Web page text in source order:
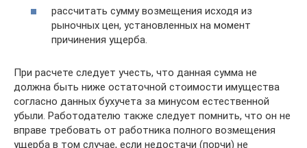
рассчитать сумму возмещения исходя из
рыночных цен, установленных на момент
причинения ущерба.
При расчете следует учесть, что данная сумма не
должна быть ниже остаточной стоимости имущества
согласно данных бухучета за минусом естественной
убыли. Работодателю также следует помнить, что он не
вправе требовать от работника полного возмещения
ущерба в том случае, если недостачи (порчи) не